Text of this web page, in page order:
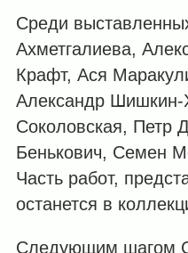
Среди
Ахметгалиева,
Крафт, Ася
Александр Шишкин-
Соколовская, Петр
Бенькович, Семен
Часть работ,
останется в
Следующим шагом